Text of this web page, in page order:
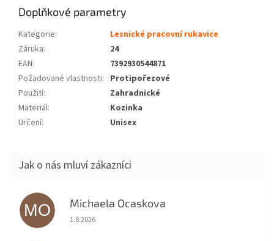
Doplňkové parametry
Kategorie:
Lesnické pracovní rukavice
Záruka:
24
EAN:
7392930544871
Požadované vlastnosti: Protipořezové
Použití:
Zahradnické
Materiál:
Kozinka
Určení: Unisex
MO Michaela Ocaskova
Hodnocení obchodu je 5 z 5 hvězdiček.
1.8.2026